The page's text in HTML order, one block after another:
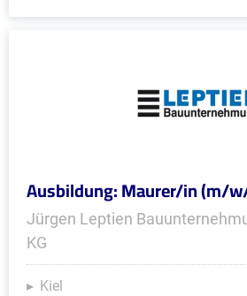
Ausbildung: Maurer/in (m/
Jürgen Leptien
KG
Kiel